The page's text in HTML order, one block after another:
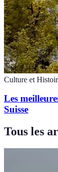
Culture et
Les
Suisse
Tous les